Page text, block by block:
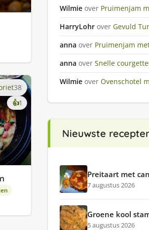
38
👍1keer
lekker
gevonden
Wilmie over Pruimenjam
HarryLohr over Gevuld
anna over Pruimenjam
anna over Snelle
Wilmie over Ovenschotel
Nieuwste
Preitaart met
7 augustus 2026
Groene kool
5 augustus 2026